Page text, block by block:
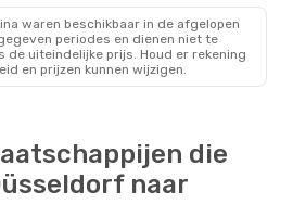
waren beschikbaar in de afgelopen
periodes en dienen niet te
de uiteindelijke prijs. Houd er rekening
en prijzen kunnen wijzigen.
die
naar